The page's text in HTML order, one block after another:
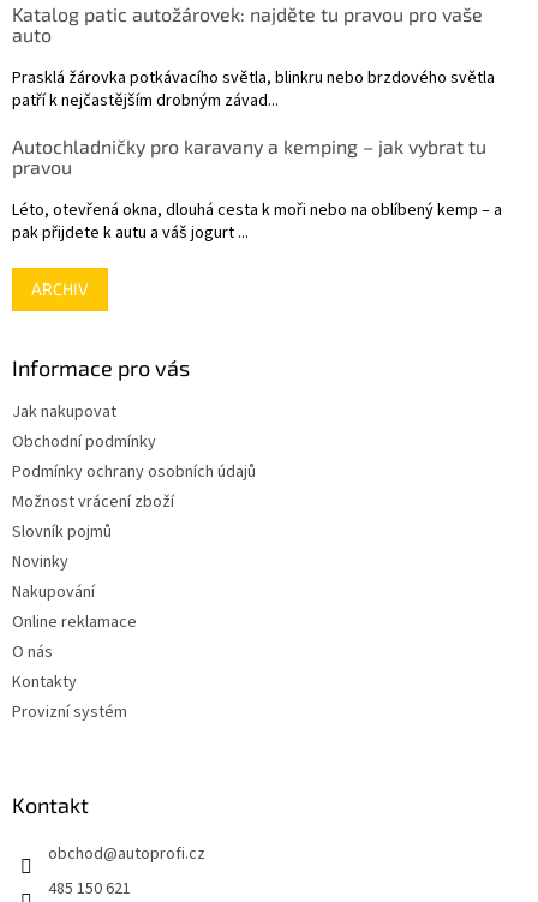
Katalog patic autožárovek: najděte tu pravou pro vaše
auto
Prasklá žárovka potkávacího světla, blinkru nebo brzdového světla
patří k nejčastějším drobným závad...
Autochladničky pro karavany a kemping – jak vybrat tu
pravou
Léto, otevřená okna, dlouhá cesta k moři nebo na oblíbený kemp – a
pak přijdete k autu a váš jogurt ...
ARCHIV
Informace pro vás
Jak nakupovat
Obchodní podmínky
Podmínky ochrany osobních údajů
Možnost vrácení zboží
Slovník pojmů
Novinky
Nakupování
Online reklamace
O nás
Kontakty
Provizní systém
Kontakt
obchod@autoprofi.cz
485 150 621